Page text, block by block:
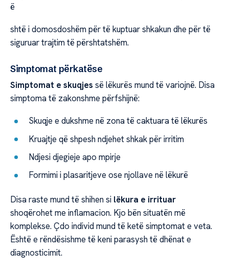
ë
shtë i domosdoshëm për të kuptuar shkakun dhe për të
siguruar trajtim të përshtatshëm.
Simptomat përkatëse
Simptomat e skuqjes së lëkurës mund të variojnë. Disa
simptoma të zakonshme përfshijnë:
Skuqje e dukshme në zona të caktuara të lëkurës
Kruajtje që shpesh ndjehet shkak për irritim
Ndjesi djegieje apo mpirje
Formimi i plasaritjeve ose njollave në lëkurë
Disa raste mund të shihen si lëkura e irrituar
shoqërohet me inflamacion. Kjo bën situatën më
komplekse. Çdo individ mund të ketë simptomat e veta.
Është e rëndësishme të keni parasysh të dhënat e
diagnosticimit.